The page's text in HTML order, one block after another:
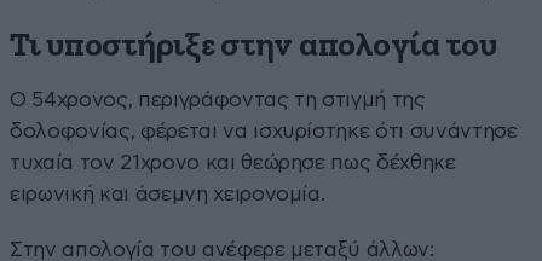
Τι υποστήριξε στην απολογία του
Ο 54χρονος, περιγράφοντας τη στιγμή της
δολοφονίας, φέρεται να ισχυρίστηκε ότι συνάντησε
τυχαία τον 21χρονο και θεώρησε πως δέχθηκε
ειρωνική και άσεμνη χειρονομία.
Στην απολογία του ανέφερε μεταξύ άλλων: